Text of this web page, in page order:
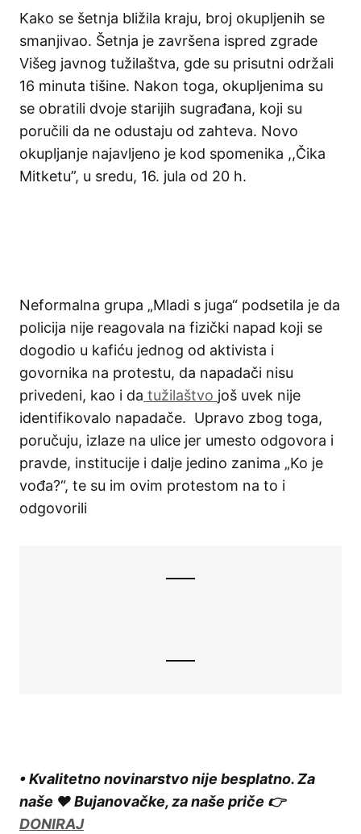
Kako se šetnja bližila kraju, broj okupljenih se
smanjivao. Šetnja je završena ispred zgrade
Višeg javnog tužilaštva, gde su prisutni održali
16 minuta tišine. Nakon toga, okupljenima su
se obratili dvoje starijih sugrađana, koji su
poručili da ne odustaju od zahteva. Novo
okupljanje najavljeno je kod spomenika ,,Čika
Mitketu”, u sredu, 16. jula od 20 h.
Neformalna grupa „Mladi s juga“ podsetila je da
policija nije reagovala na fizički napad koji se
dogodio u kafiću jednog od aktivista i
govornika na protestu, da napadači nisu
privedeni, kao i da tužilaštvo još uvek nije
identifikovalo napadače. Upravo zbog toga,
poručuju, izlaze na ulice jer umesto odgovora i
pravde, institucije i dalje jedino zanima „Ko je
vođa?“, te su im ovim protestom na to i
odgovorili
• Kvalitetno novinarstvo nije besplatno. Za
naše ❤️ Bujanovačke, za naše priče 👉
DONIRAJ